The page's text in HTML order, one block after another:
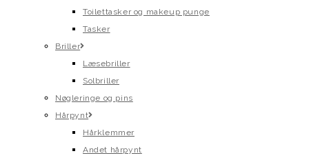
Toilettasker og makeup punge
Tasker
Briller
Læsebriller
Solbriller
Nøgleringe og pins
Hårpynt
Hårklemmer
Andet hårpynt